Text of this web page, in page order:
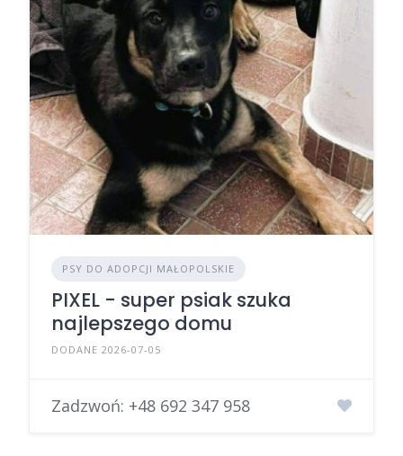
PSY DO ADOPCJI MAŁOPOLSKIE
PIXEL - super psiak szuka
najlepszego domu
DODANE 2026-07-05
Zadzwoń: +48 692 347 958